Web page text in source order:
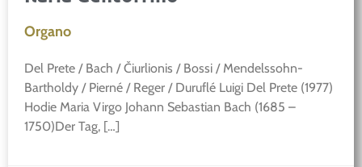
Organo
Del Prete / Bach / Čiurlionis / Bossi / Mendelssohn-
Bartholdy / Pierné / Reger / Duruflé Luigi Del Prete (1977)
Hodie Maria Virgo Johann Sebastian Bach (1685 –
1750)Der Tag, […]